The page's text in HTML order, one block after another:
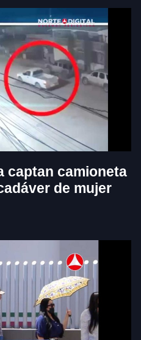
captan camioneta
de mujer